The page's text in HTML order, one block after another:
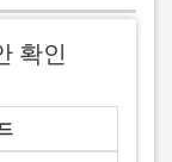
확인